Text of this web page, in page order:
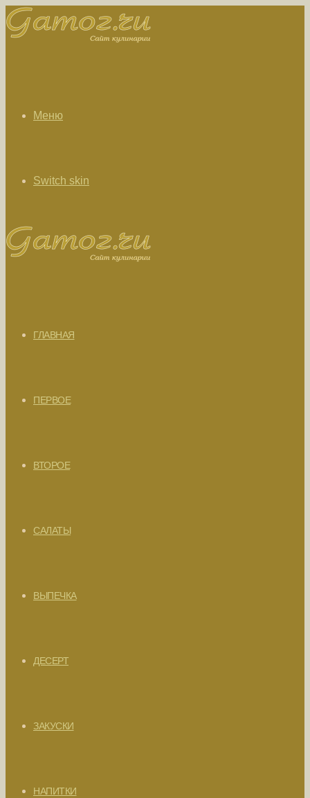
Меню
Switch skin
ГЛАВНАЯ
ПЕРВОЕ
ВТОРОЕ
САЛАТЫ
ВЫПЕЧКА
ДЕСЕРТ
ЗАКУСКИ
НАПИТКИ